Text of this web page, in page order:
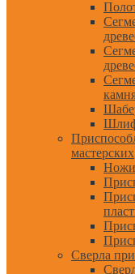
мастерских
Ножи
Сверла